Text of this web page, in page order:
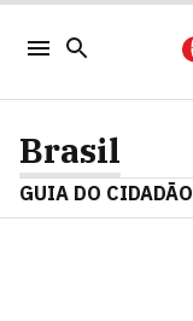
Brasil
GUIA DO CIDADÃO